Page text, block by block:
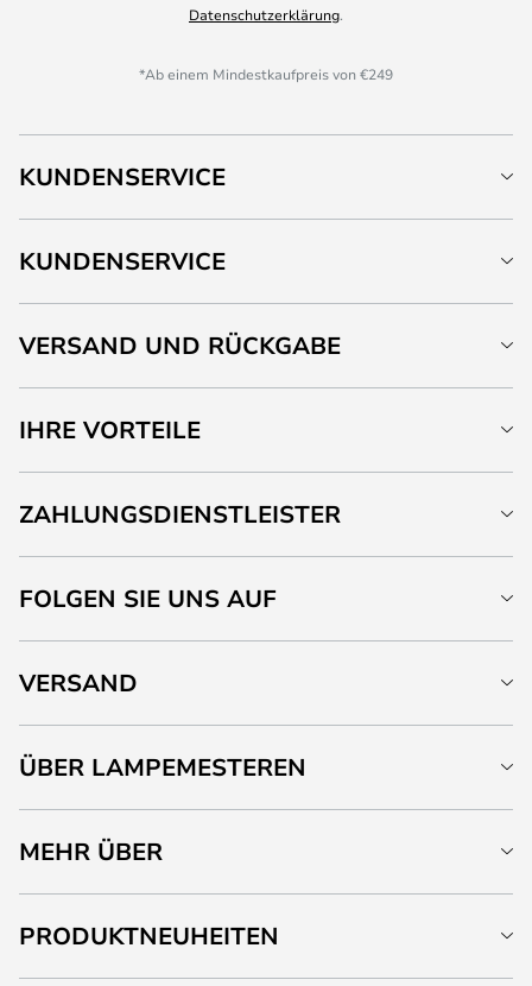
Datenschutzerklärung.
*Ab einem Mindestkaufpreis von €249
KUNDENSERVICE
KUNDENSERVICE
VERSAND UND RÜCKGABE
IHRE VORTEILE
ZAHLUNGSDIENSTLEISTER
FOLGEN SIE UNS AUF
VERSAND
ÜBER LAMPEMESTEREN
MEHR ÜBER
PRODUKTNEUHEITEN